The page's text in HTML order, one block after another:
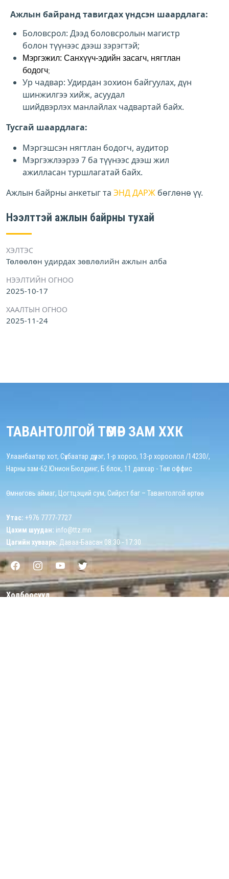
Ажлын байранд тавигдах үндсэн шаардлага:
Боловсрол: Дээд боловсролын магистр
болон түүнээс дээш зэрэгтэй;
Мэргэжил: Санхүүч-эдийн засагч, нягтлан
бодогч;
Ур чадвар: Удирдан зохион байгуулах, дүн
шинжилгээ хийж, асуудал
шийдвэрлэх манлайлах чадвартай байх.
Тусгай шаардлага:
Мэргэшсэн нягтлан бодогч, аудитор
Мэргэжлээрээ 7 ба түүнээс дээш жил
ажилласан туршлагатай байх.
Ажлын байрны анкетыг та ЭНД ДАРЖ бөглөнө үү.
Нээлттэй ажлын байрны тухай
ХЭЛТЭС
Төлөөлөн удирдах зөвлөлийн ажлын алба
НЭЭЛТИЙН ОГНОО
2025-10-17
ХААЛТЫН ОГНОО
2025-11-24
ТАВАНТОЛГОЙ ТӨМӨР ЗАМ ХХК
Улаанбаатар хот, Сүхбаатар дүүрэг, 1-р хороо, 13-р хороолол /14230/,
Нарны зам-62 Юнион Бюлдинг, Б блок, 11 давхар - Төв оффис
Өмнөговь аймаг, Цогтцэций сум, Сийрст баг – Тавантолгой өртөө
Утас: +976 7777-7727
Цахим шуудан: info@ttz.mn
Цагийн хуваарь: Даваа-Баасан 08:30 - 17:30
Холбоосууд